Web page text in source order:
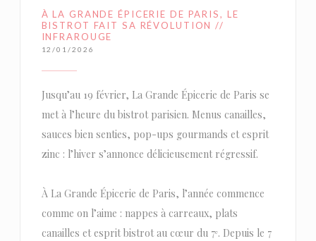
À LA GRANDE ÉPICERIE DE PARIS, LE
BISTROT FAIT SA RÉVOLUTION //
INFRAROUGE
12/01/2026
Jusqu’au 19 février, La Grande Épicerie de Paris se
met à l’heure du bistrot parisien. Menus canailles,
sauces bien senties, pop-ups gourmands et esprit
zinc : l’hiver s’annonce délicieusement régressif.
À La Grande Épicerie de Paris, l’année commence
comme on l’aime : nappes à carreaux, plats
canailles et esprit bistrot au cœur du 7ᵉ. Depuis le 7